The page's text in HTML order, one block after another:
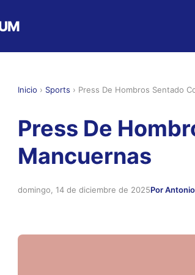
Inicio › Sports › Press De Hombros Sentado
Press De
Mancuernas
domingo, 14 de diciembre de 2025Por